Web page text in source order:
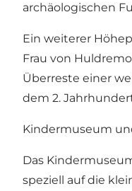
archäologischen
Ein weiterer
Frau von
Überreste einer
dem 2.
Kindermuseum
Das
speziell auf die